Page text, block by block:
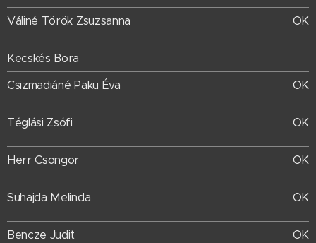
Váliné Török Zsuzsanna OK
Kecskés Bora
Csizmadiáné Paku Éva
OK
Téglási Zsófi OK
Herr Csongor OK
Suhajda Melinda OK
Bencze Judit OK